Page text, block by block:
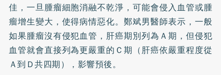
佳，一旦腫瘤細胞消融不乾淨，可能會侵入血管或腫
瘤增生變大，使得病情惡化。鄭斌男醫師表示，一般
如果腫瘤沒有侵犯血管，肝癌期別列為Ａ期，但侵犯
血管就會直接列為更嚴重的Ｃ期（肝癌依嚴重程度從
Ａ到Ｄ共四期），影響預後。